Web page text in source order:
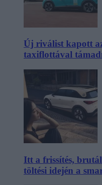
Új riválist kapott
taxiflottával
Itt a frissítés,
töltési idején a